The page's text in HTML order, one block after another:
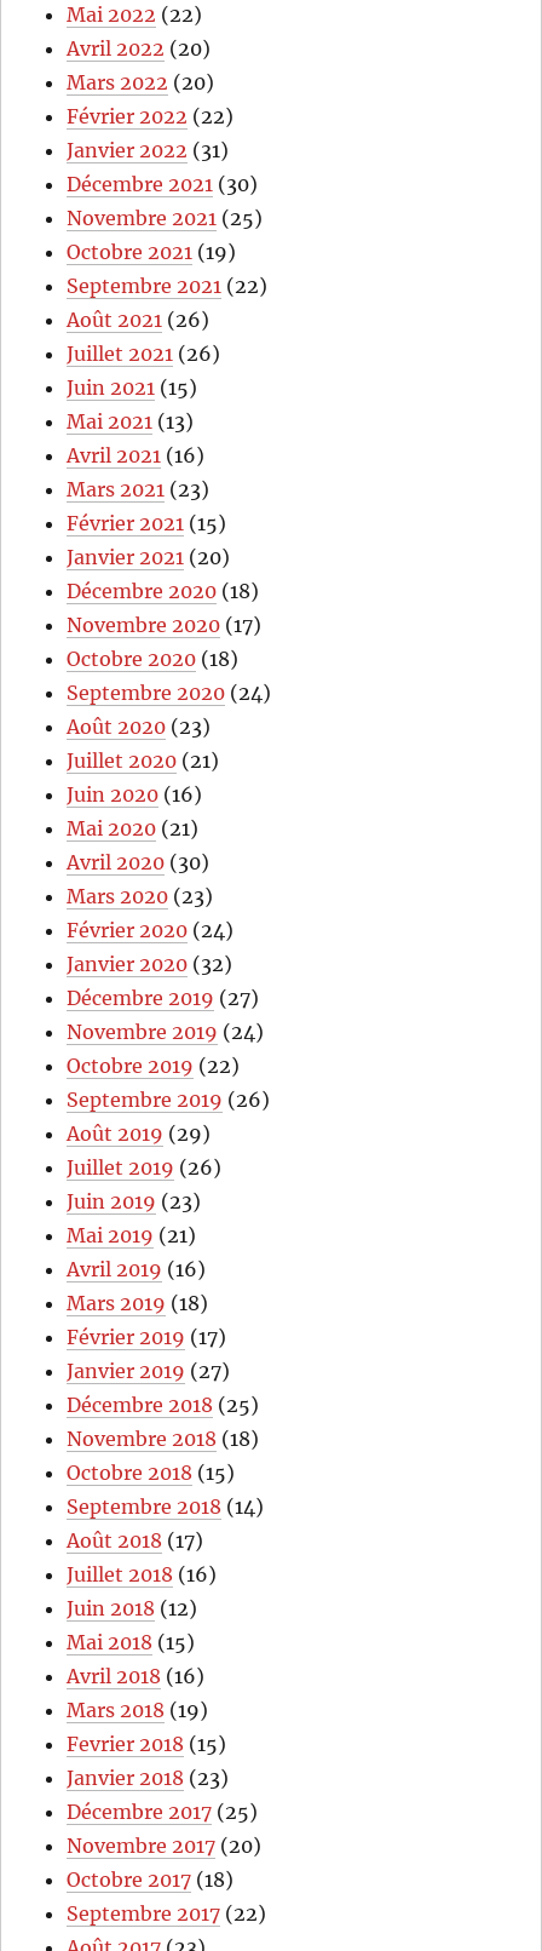
Mai 2022 (22)
Avril 2022 (20)
Mars 2022 (20)
Février 2022 (22)
Janvier 2022 (31)
Décembre 2021 (30)
Novembre 2021 (25)
Octobre 2021 (19)
Septembre 2021 (22)
Août 2021 (26)
Juillet 2021 (26)
Juin 2021 (15)
Mai 2021 (13)
Avril 2021 (16)
Mars 2021 (23)
Février 2021 (15)
Janvier 2021 (20)
Décembre 2020 (18)
Novembre 2020 (17)
Octobre 2020 (18)
Septembre 2020 (24)
Août 2020 (23)
Juillet 2020 (21)
Juin 2020 (16)
Mai 2020 (21)
Avril 2020 (30)
Mars 2020 (23)
Février 2020 (24)
Janvier 2020 (32)
Décembre 2019 (27)
Novembre 2019 (24)
Octobre 2019 (22)
Septembre 2019 (26)
Août 2019 (29)
Juillet 2019 (26)
Juin 2019 (23)
Mai 2019 (21)
Avril 2019 (16)
Mars 2019 (18)
Février 2019 (17)
Janvier 2019 (27)
Décembre 2018 (25)
Novembre 2018 (18)
Octobre 2018 (15)
Septembre 2018 (14)
Août 2018 (17)
Juillet 2018 (16)
Juin 2018 (12)
Mai 2018 (15)
Avril 2018 (16)
Mars 2018 (19)
Fevrier 2018 (15)
Janvier 2018 (23)
Décembre 2017 (25)
Novembre 2017 (20)
Octobre 2017 (18)
Septembre 2017 (22)